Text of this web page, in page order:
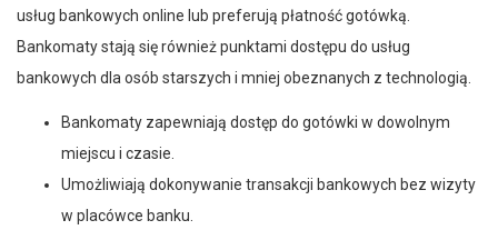
usług bankowych online lub preferują płatność gotówką.
Bankomaty stają się również punktami dostępu do usług
bankowych dla osób starszych i mniej obeznanych z technologią.
Bankomaty zapewniają dostęp do gotówki w dowolnym
miejscu i czasie.
Umożliwiają dokonywanie transakcji bankowych bez wizyty
w placówce banku.